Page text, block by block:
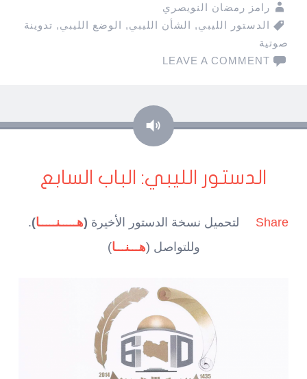
رامز رمضان النويصري
الدستور الليبي, الشأن الليبي, الوضع الليبي, تدوينة
صوتية
LEAVE A COMMENT
صوت
الدستور الليبي: الباب السابع
Share لتحميل نسخة الدستور الأخيرة (هـــــنـــــا)
.
وللتواصل (هـــنـــا)